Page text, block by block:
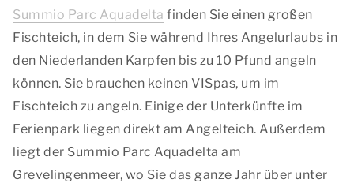
Summio Parc Aquadelta finden Sie einen großen
Fischteich, in dem Sie während Ihres Angelurlaubs in
den Niederlanden Karpfen bis zu 10 Pfund angeln
können. Sie brauchen keinen VISpas, um im
Fischteich zu angeln. Einige der Unterkünfte im
Ferienpark liegen direkt am Angelteich. Außerdem
liegt der Summio Parc Aquadelta am
Grevelingenmeer, wo Sie das ganze Jahr über unter